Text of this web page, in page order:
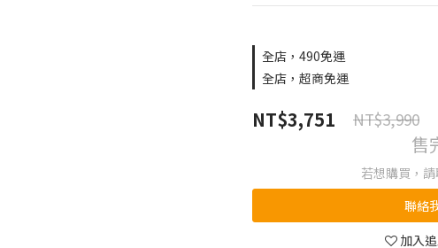
全店，490免運
全店，超商免運
NT$3,751 NT$3,990
售
若想購買，請
聯絡
加入